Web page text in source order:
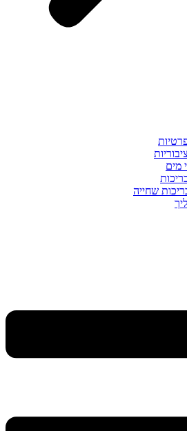
מים
שחייה